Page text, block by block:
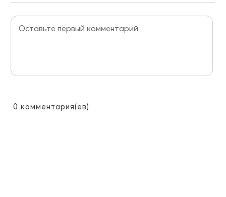
0 комментария(ев)